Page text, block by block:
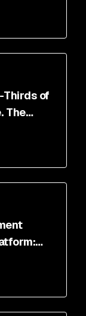
Thirds of
The